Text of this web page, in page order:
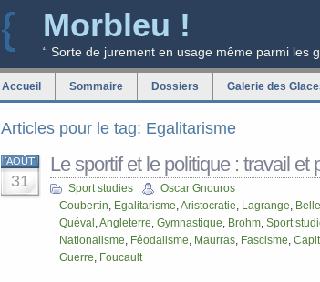
Morbleu !
“ Sorte de jurement en usage même parmi les
Accueil Sommaire Dossiers Galerie des
Articles pour le tag: Egalitarisme
AOÛT
31
Le sportif et le politique : travail et
Sport studies
Oscar Gnouros
Coubertin, Egalitarisme,Aristocratie, Lagrange,
Quéval ,Angleterre, Gymnastique, Brohm, Sport
Nationalisme, Féodalisme, Maurras, Fascisme,
Guerre, Foucault